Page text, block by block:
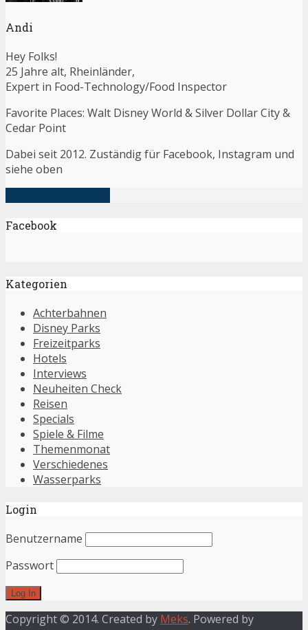
Andi
Hey Folks!
25 Jahre alt, Rheinländer,
Expert in Food-Technology/Food Inspector
Favorite Places: Walt Disney World & Silver Dollar City &
Cedar Point
Dabei seit 2012. Zuständig für Facebook, Instagram und
siehe oben
Facebook
Kategorien
Achterbahnen
Disney Parks
Freizeitparks
Hotels
Interviews
Neuheiten Check
Reisen
Specials
Spiele & Filme
Themenmonat
Verschiedenes
Wasserparks
Login
Benutzername
Passwort
Copyright © 2014. Created by Meks. Powered by